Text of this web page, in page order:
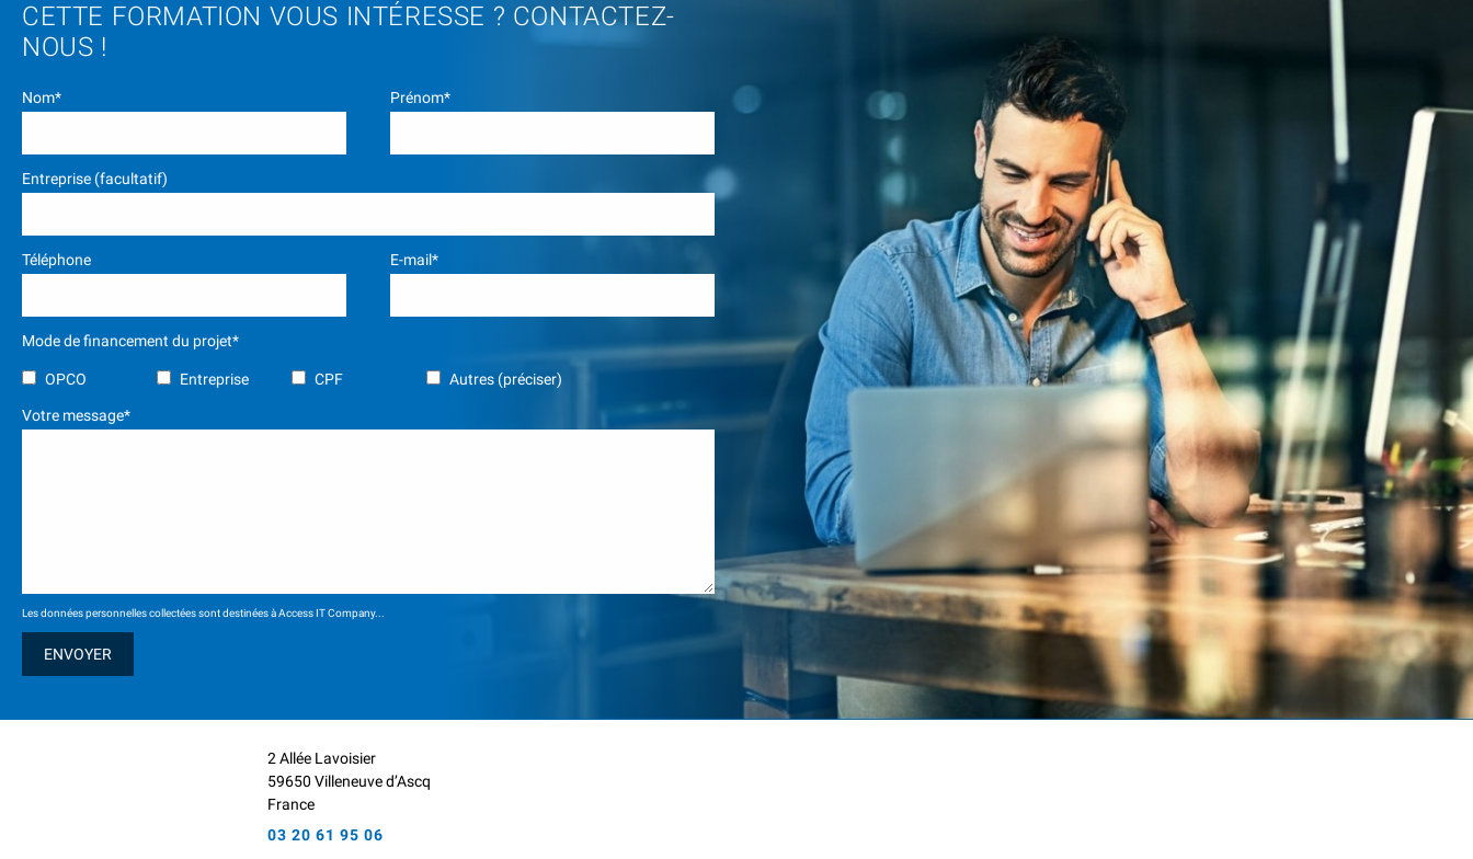
CETTE FORMATION VOUS INTÉRESSE ? CONTACTEZ-
NOUS !
Nom* Prénom*
Entreprise (facultatif)
Téléphone E-mail*
Mode de financement du projet*
OPCO Entreprise CPF Autres (préciser)
Votre message*
Les données personnelles collectées sont destinées à Access IT Company...
2 Allée Lavoisier
59650 Villeneuve d’Ascq
France
03 20 61 95 06